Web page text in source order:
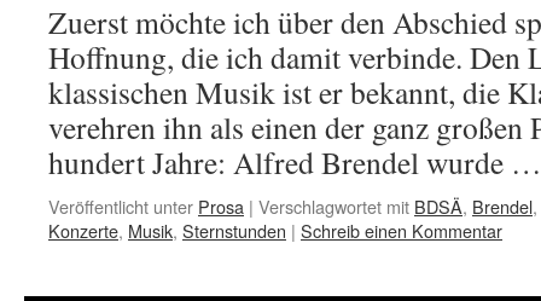
Zuerst möchte ich über den Abschied
Hoffnung, die ich damit verbinde. Den
klassischen Musik ist er bekannt, die
verehren ihn als einen der ganz großen
hundert Jahre: Alfred Brendel wurde
Veröffentlicht unter Prosa | Verschlagwortet mit BDSÄ, Brendel,
Konzerte, Musik, Sternstunden | Schreib einen Kommentar